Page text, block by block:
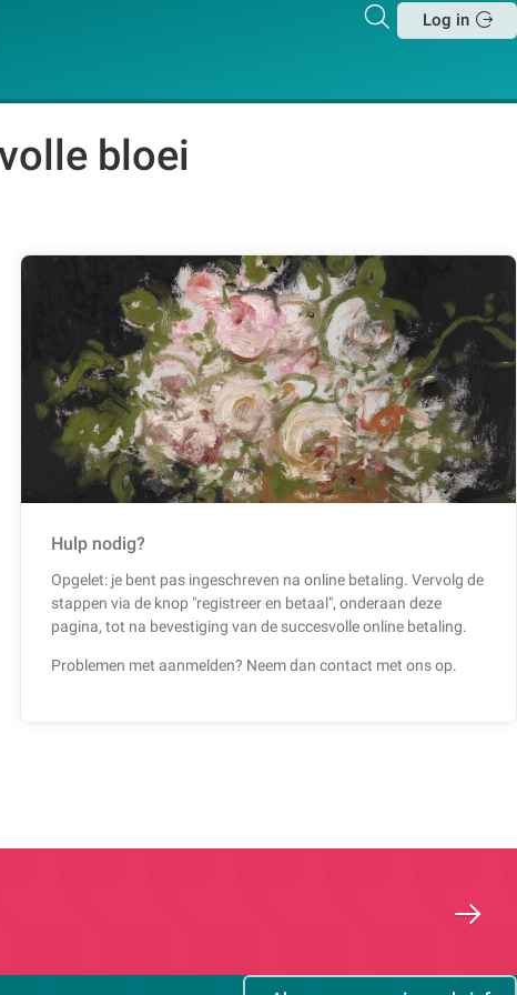
Zoeken
Log in
bloei
Hulp nodig?
Opgelet: je bent pas ingeschreven na online betaling. Vervolg de
stappen via de knop "registreer en betaal", onderaan deze
pagina, tot na bevestiging van de succesvolle online betaling.
Problemen met aanmelden? Neem dan contact met ons op.